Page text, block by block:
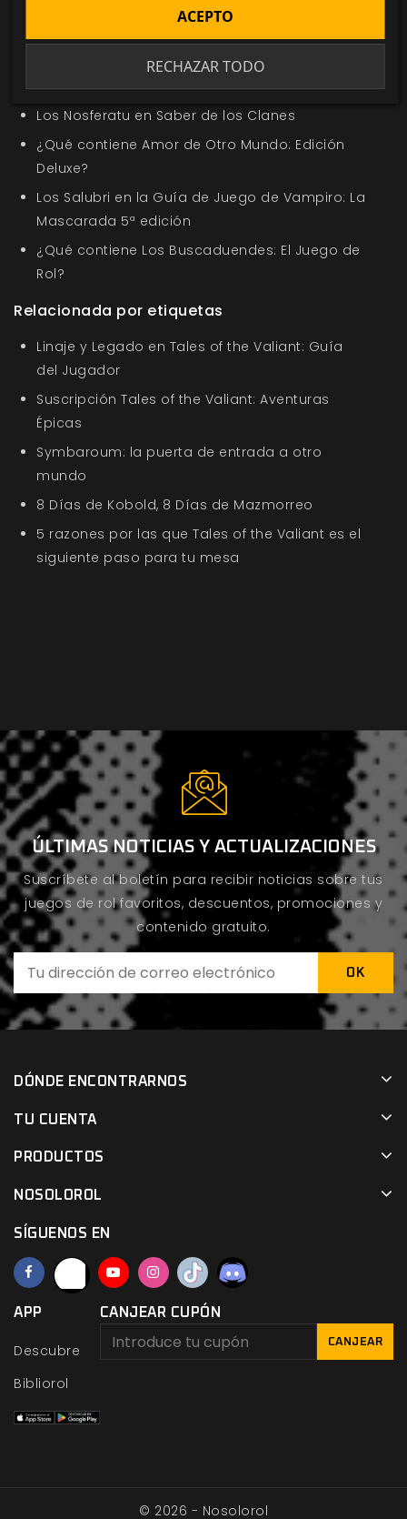
En la misma categoría
Nuevo título en la sección Oferta de la Semana
Los Nosferatu en Saber de los Clanes
¿Qué contiene Amor de Otro Mundo: Edición
Deluxe?
Los Salubri en la Guía de Juego de Vampiro: La
Mascarada 5ª edición
¿Qué contiene Los Buscaduendes: El Juego de
Rol?
Relacionada por etiquetas
Linaje y Legado en Tales of the Valiant: Guía
del Jugador
Suscripción Tales of the Valiant: Aventuras
Épicas
Symbaroum: la puerta de entrada a otro
mundo
8 Días de Kobold, 8 Días de Mazmorreo
5 razones por las que Tales of the Valiant es el
siguiente paso para tu mesa
ÚLTIMAS NOTICIAS Y ACTUALIZACIONES
Suscríbete al boletín para recibir noticias sobre tus
juegos de rol favoritos, descuentos, promociones y
contenido gratuito.
DÓNDE ENCONTRARNOS
TU CUENTA
PRODUCTOS
NOSOLOROL
SÍGUENOS EN
RECHAZAR TODO
ACEPTO
APP
Descubre
Bibliorol
CANJEAR CUPÓN
CANJEAR
© 2026 - Nosolorol